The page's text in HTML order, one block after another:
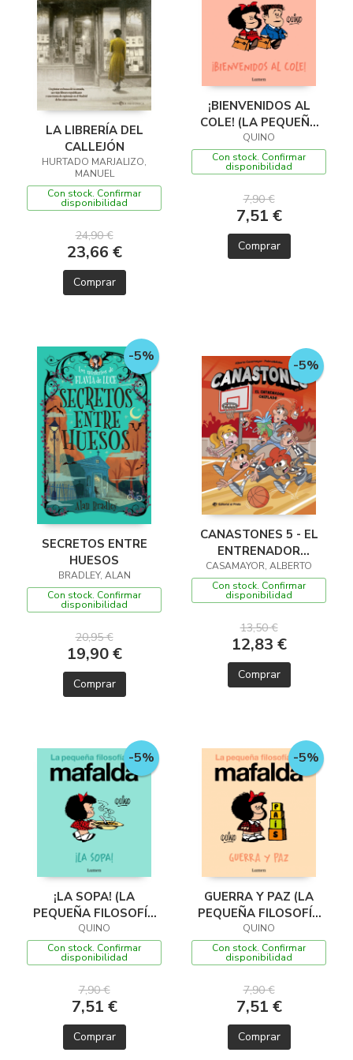
LA LIBRERÍA DEL
CALLEJÓN
HURTADO MARJALIZO,
MANUEL
Con stock. Confirmar
disponibilidad
24,90 €
23,66 €
Comprar
¡BIENVENIDOS AL
COLE! (LA PEQUEÑA
FILOSOFÍA DE
MAFALDA)
QUINO
Con stock. Confirmar
disponibilidad
7,90 €
7,51 €
Comprar
-5%
SECRETOS ENTRE
HUESOS
BRADLEY, ALAN
Con stock. Confirmar
disponibilidad
20,95 €
19,90 €
Comprar
-5%
CANASTONES 5 - EL
ENTRENADOR
CHIFLADO
CASAMAYOR, ALBERTO
Con stock. Confirmar
disponibilidad
13,50 €
12,83 €
Comprar
-5%
¡LA SOPA! (LA
PEQUEÑA FILOSOFÍA
DE MAFALDA)
QUINO
Con stock. Confirmar
disponibilidad
7,90 €
7,51 €
Comprar
-5%
GUERRA Y PAZ (LA
PEQUEÑA FILOSOFÍA
DE MAFALDA)
QUINO
Con stock. Confirmar
disponibilidad
7,90 €
7,51 €
Comprar